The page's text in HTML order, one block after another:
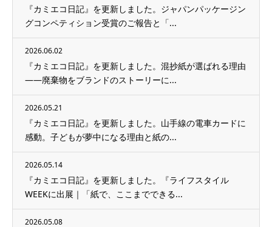
『カミエコ日記』を更新しました。ジャパンパッケージン
グコンペティション受賞のご報告と「...
2026.06.02
『カミエコ日記』を更新しました。混抄紙が選ばれる理由
——廃棄物をブランドのストーリーに...
2026.05.21
『カミエコ日記』を更新しました。山手線の電車カードに
感動。子どもが夢中になる理由と紙の...
2026.05.14
『カミエコ日記』を更新しました。『ライフスタイル
WEEKに出展｜「紙で、ここまでできる...
2026.05.08